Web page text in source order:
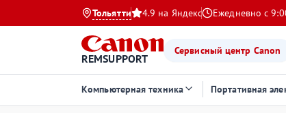
Тольятти 4.9 на Яндекс Ежедневно с
REMSUPPORT
Сервисный центр Canon
Компьютерная техника Портативная